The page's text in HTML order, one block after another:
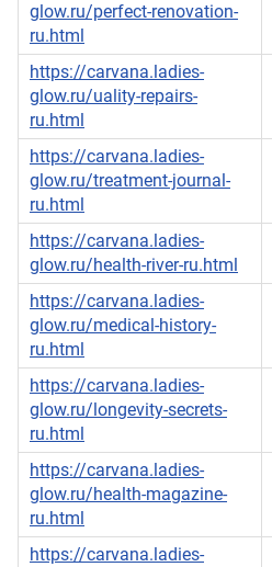
glow.ru/perfect-renovation-
ru.html
https://carvana.ladies-
glow.ru/uality-repairs-
ru.html
https://carvana.ladies-
glow.ru/treatment-journal-
ru.html
https://carvana.ladies-
glow.ru/health-river-ru.html
https://carvana.ladies-
glow.ru/medical-history-
ru.html
https://carvana.ladies-
glow.ru/longevity-secrets-
ru.html
https://carvana.ladies-
glow.ru/health-magazine-
ru.html
https://carvana.ladies-